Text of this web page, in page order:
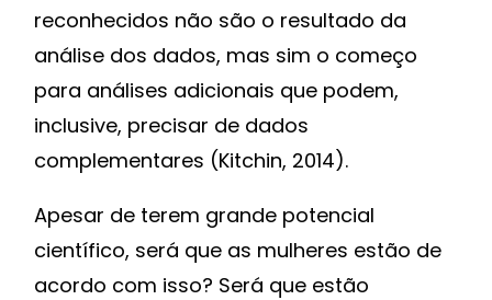
reconhecidos não são o resultado da
análise dos dados, mas sim o começo
para análises adicionais que podem,
inclusive, precisar de dados
complementares (Kitchin, 2014).
Apesar de terem grande potencial
científico, será que as mulheres estão de
acordo com isso? Será que estão